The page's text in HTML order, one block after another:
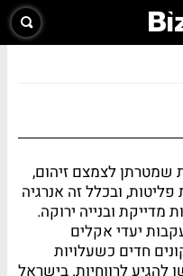
שמטרתן לצמצם זיהום,
ובכלל זה אנרגיה
מדייקת ובנייה ירוקה.
יעדי אקלים
חדים כשעלויות
להגיע לרווחיות. בישראל